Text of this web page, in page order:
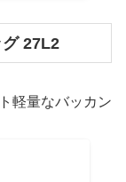
27L2
軽量なバッカン